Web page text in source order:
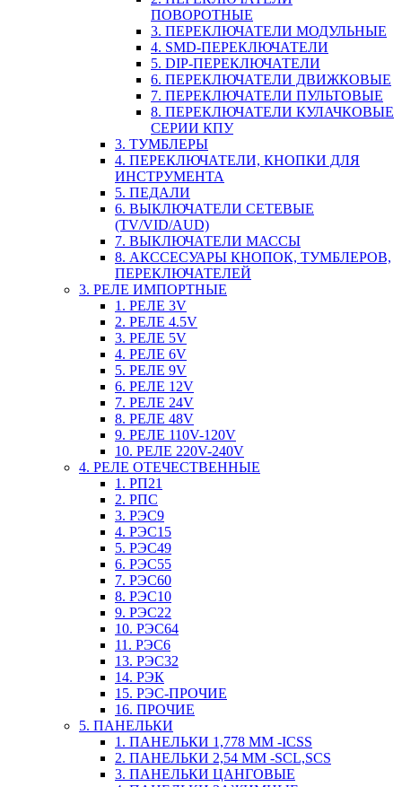
ПОВОРОТНЫЕ
3. ПЕРЕКЛЮЧАТЕЛИ МОДУЛЬНЫЕ
4. SMD-ПЕРЕКЛЮЧАТЕЛИ
5. DIP-ПЕРЕКЛЮЧАТЕЛИ
6. ПЕРЕКЛЮЧАТЕЛИ ДВИЖКОВЫЕ
7. ПЕРЕКЛЮЧАТЕЛИ ПУЛЬТОВЫЕ
8. ПЕРЕКЛЮЧАТЕЛИ КУЛАЧКОВЫЕ
СЕРИИ КПУ
3. ТУМБЛЕРЫ
4. ПЕРЕКЛЮЧАТЕЛИ, КНОПКИ ДЛЯ
ИНСТРУМЕНТА
5. ПЕДАЛИ
6. ВЫКЛЮЧАТЕЛИ СЕТЕВЫЕ
(TV/VID/AUD)
7. ВЫКЛЮЧАТЕЛИ МАССЫ
8. АКССЕСУАРЫ КНОПОК, ТУМБЛЕРОВ,
ПЕРЕКЛЮЧАТЕЛЕЙ
3. РЕЛЕ ИМПОРТНЫЕ
1. РЕЛЕ 3V
2. РЕЛЕ 4.5V
3. РЕЛЕ 5V
4. РЕЛЕ 6V
5. РЕЛЕ 9V
6. РЕЛЕ 12V
7. РЕЛЕ 24V
8. РЕЛЕ 48V
9. РЕЛЕ 110V-120V
10. РЕЛЕ 220V-240V
4. РЕЛЕ ОТЕЧЕСТВЕННЫЕ
1. РП21
2. РПС
3. РЭС9
4. РЭС15
5. РЭС49
6. РЭС55
7. РЭС60
8. РЭС10
9. РЭС22
10. РЭС64
11. РЭС6
13. РЭС32
14. РЭК
15. РЭС-ПРОЧИЕ
16. ПРОЧИЕ
5. ПАНЕЛЬКИ
1. ПАНЕЛЬКИ 1,778 ММ -ICSS
2. ПАНЕЛЬКИ 2,54 ММ -SCL,SCS
3. ПАНЕЛЬКИ ЦАНГОВЫЕ